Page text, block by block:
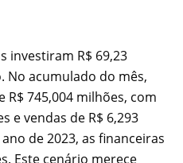
investiram R$ 69,23
No acumulado do mês,
745,004 milhões, com
e vendas de R$ 6,293
de 2023, as financeiras
Este cenário merece